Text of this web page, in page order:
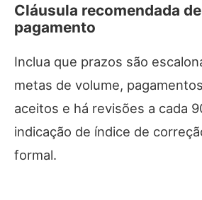
Cláusula recomendada
pagamento
Inclua que prazos são
metas de volume,
aceitos e há revisões a cada
indicação de índice de
formal.